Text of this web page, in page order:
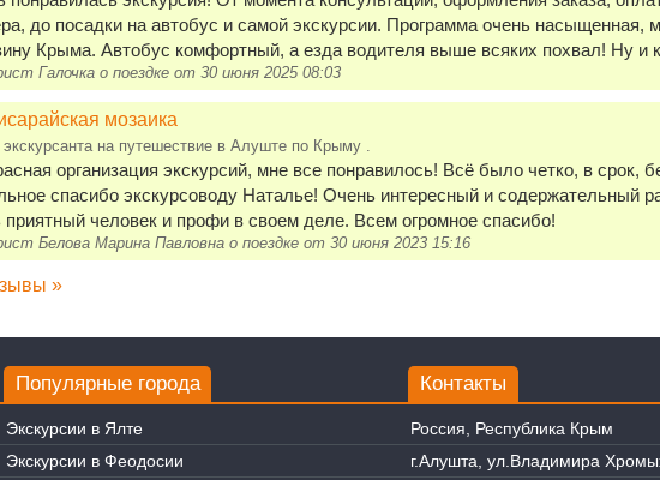
до посадки на автобус и самой экскурсии. Программа очень насыщенная,
Крыма. Автобус комфортный, а езда водителя выше всяких похвал! Ну и
Галочка о поездке от 30 июня 2025 08:03
мозаика
на путешествие в Алуште по Крыму .
организация экскурсий, мне все понравилось! Всё было четко, в срок,
спасибо экскурсоводу Наталье! Очень интересный и содержательный
приятный человек и профи в своем деле. Всем огромное спасибо!
Белова Марина Павловна о поездке от 30 июня 2023 15:16
»
Контакты
Россия, Республика Крым
г.Алушта, ул.Владимира
Популярные города
Экскурсии в Ялте
Экскурсии в Феодосии